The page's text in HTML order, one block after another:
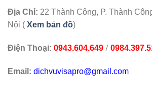
Địa Chỉ: 22 Thành Công, P. Thành
Nội ( Xem bản đồ)
Điện Thoại: 0943.604.649 /
Email: dichvuvisapro@gmail.com